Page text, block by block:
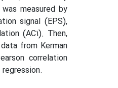
measured by
signal (EPS),
(AC1). Then,
from Kerman
correlation